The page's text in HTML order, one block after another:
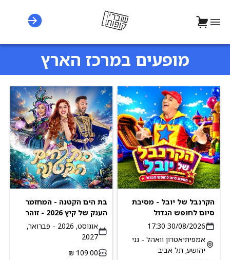
מופעים במרכז הארץ
הקרנבל של יובל - מסיבת
סיום לחופש הגדול
30/08/2026 17:30
אמפיתיאטרון וואהל - גני
יהושע, תל אביב
בת הים הקטנה - המחזמר
הענק של קיץ 2026 - זוהר
לא הספקתי, הראל מויאל
וחני נחמיאס
אוגוסט, 2026 - פברואר,
2027